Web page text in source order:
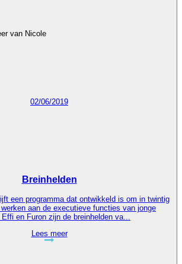
van Nicole
02/06/2019
Breinhelden
een programma dat ontwikkeld is om in twintig
aan de executieve functies van jonge
en Furon zijn de breinhelden va...
Lees meer